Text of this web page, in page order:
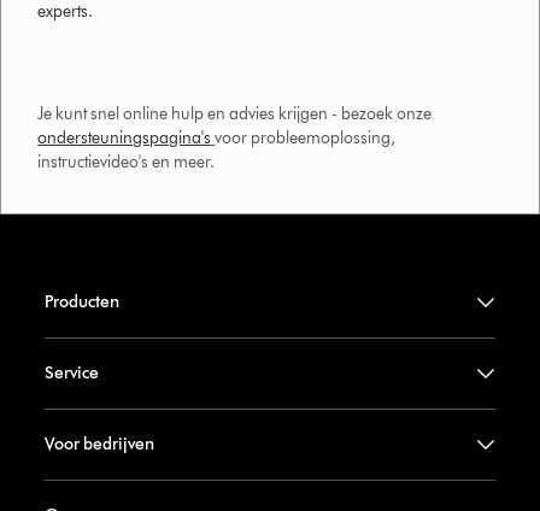
experts.
Je kunt snel online hulp en advies krijgen - bezoek onze
ondersteuningspagina's voor probleemoplossing,
instructievideo's en meer.
Producten
Service
Voor bedrijven